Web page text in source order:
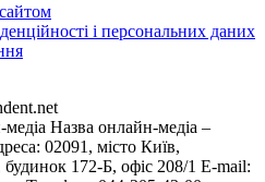
і персональних даних
Назва онлайн-медіа –
02091, місто Київ,
172-Б, офіс 208/1 E-mail: